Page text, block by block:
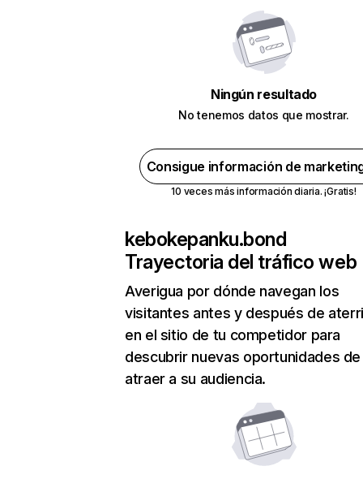
Ningún resultado
No tenemos datos que mostrar.
Consigue información de
10 veces más información diaria. ¡Gratis!
kebokepanku.bond
Trayectoria del tráfico web
Averigua por dónde navegan los
visitantes antes y después de
en el sitio de tu competidor para
descubrir nuevas oportunidades de
atraer a su audiencia.